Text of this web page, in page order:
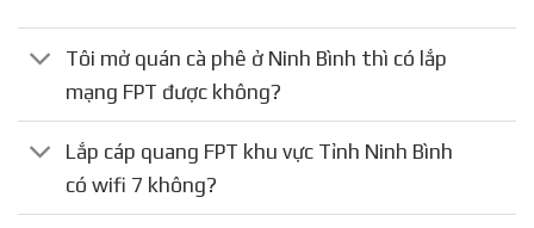
Tôi mở quán cà phê ở Ninh Bình thì có lắp
mạng FPT được không?
Lắp cáp quang FPT khu vực Tỉnh Ninh Bình
có wifi 7 không?